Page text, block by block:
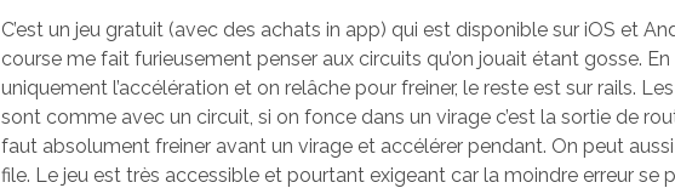
C’est un jeu gratuit (avec des achats in app) qui est disponible sur iOS et
course me fait furieusement penser aux circuits qu’on jouait étant gosse.
uniquement l’accélération et on relâche pour freiner, le reste est sur rails.
sont comme avec un circuit, si on fonce dans un virage c’est la sortie de
faut absolument freiner avant un virage et accélérer pendant. On peut
file. Le jeu est très accessible et pourtant exigeant car la moindre erreur se